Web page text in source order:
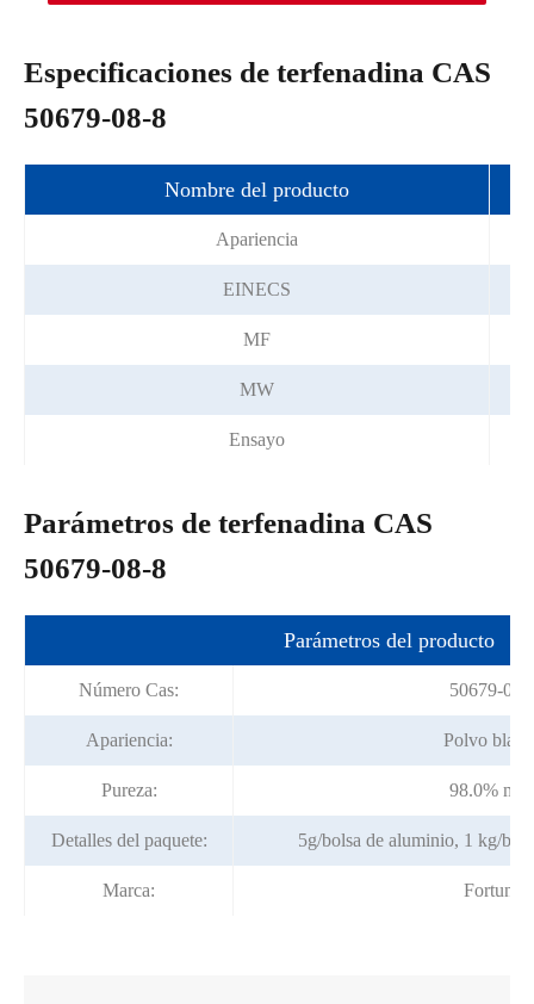
Especificaciones de terfenadina CAS
50679-08-8
Nombre del producto
Apariencia
EINECS
MF
MW
Ensayo
Parámetros de terfenadina CAS
50679-08-8
Parámetros del producto
Número Cas: 50679-08-
Apariencia: Polvo
Pureza: 98.0%
Detalles del paquete: 5g/bolsa de aluminio, 1 kg/
Marca: Fortuna